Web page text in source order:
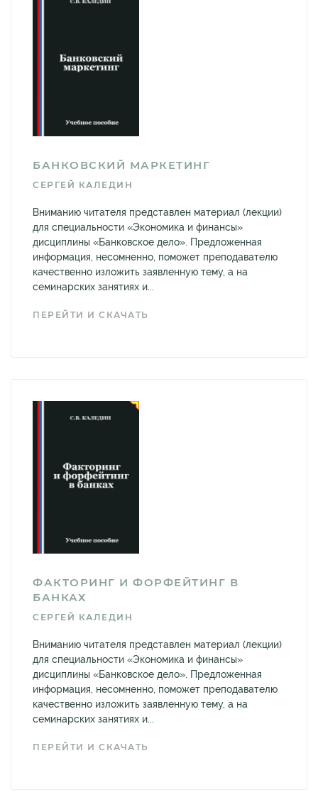
БАНКОВСКИЙ МАРКЕТИНГ
СЕРГЕЙ КАЛЕДИН
Вниманию читателя представлен материал (лекции)
для специальности «Экономика и финансы»
дисциплины «Банковское дело». Предложенная
информация, несомненно, поможет преподавателю
качественно изложить заявленную тему, а на
семинарских занятиях и...
ПЕРЕЙТИ И СКАЧАТЬ
ФАКТОРИНГ И ФОРФЕЙТИНГ В
БАНКАХ
СЕРГЕЙ КАЛЕДИН
Вниманию читателя представлен материал (лекции)
для специальности «Экономика и финансы»
дисциплины «Банковское дело». Предложенная
информация, несомненно, поможет преподавателю
качественно изложить заявленную тему, а на
семинарских занятиях и...
ПЕРЕЙТИ И СКАЧАТЬ